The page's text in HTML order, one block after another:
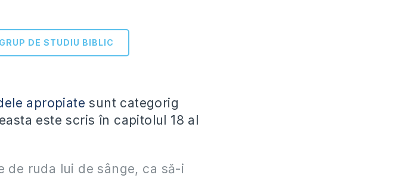
GRUP DE STUDIU BIBLIC
apropiate sunt categorig
este scris în capitolul 18 al
de ruda lui de sânge, ca să-i